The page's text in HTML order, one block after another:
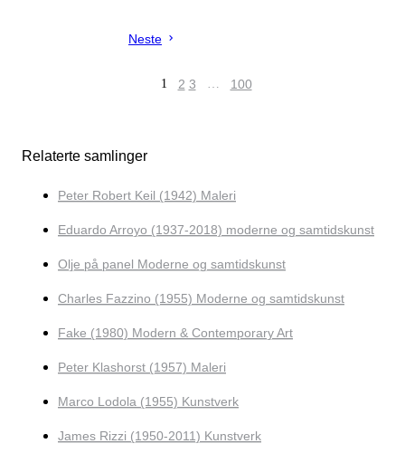
Neste
1 2 3 … 100
Relaterte samlinger
Peter Robert Keil (1942) Maleri
Eduardo Arroyo (1937-2018) moderne og samtidskunst
Olje på panel Moderne og samtidskunst
Charles Fazzino (1955) Moderne og samtidskunst
Fake (1980) Modern & Contemporary Art
Peter Klashorst (1957) Maleri
Marco Lodola (1955) Kunstverk
James Rizzi (1950-2011) Kunstverk